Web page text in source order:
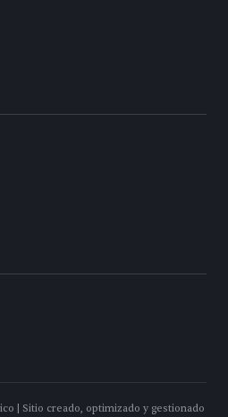
| Sitio creado, optimizado y gestionado